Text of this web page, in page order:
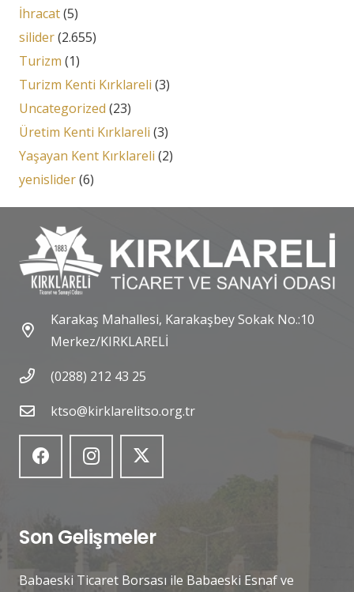
İhracat(5)
silider(2.655)
Turizm (1)
Turizm Kenti Kırklareli (3)
Uncategorized (23)
Üretim Kenti Kırklareli (3)
Yaşayan Kent Kırklareli (2)
yenislider(6)
Karakaş Mahallesi, Karakaşbey Sokak No.:10
Merkez/KIRKLARELİ
(0288) 212 43 25
ktso@kirklarelitso.org.tr
Son Gelişmeler
Babaeski Ticaret Borsası ile Babaeski Esnaf ve